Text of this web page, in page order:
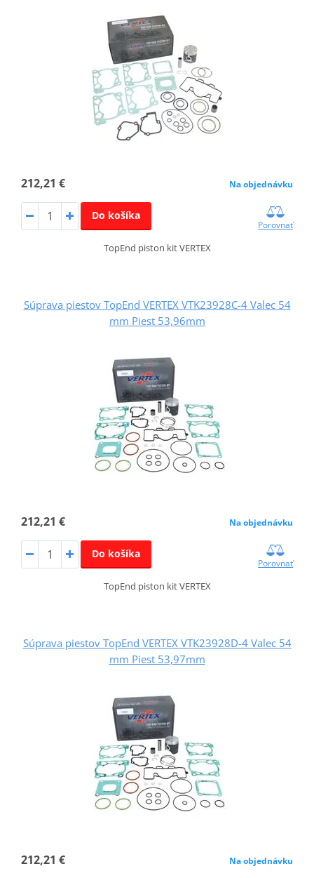
212,21 € Na objednávku
Do košíka
Porovnať
TopEnd piston kit VERTEX
Súprava piestov TopEnd VERTEX VTK23928C-4 Valec 54
mm Piest 53,96mm
212,21 € Na objednávku
Do košíka
Porovnať
TopEnd piston kit VERTEX
Súprava piestov TopEnd VERTEX VTK23928D-4 Valec 54
mm Piest 53,97mm
212,21 € Na objednávku